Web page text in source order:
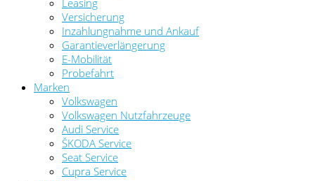
Leasing
Versicherung
Inzahlungnahme und Ankauf
Garantieverlängerung
E-Mobilität
Probefahrt
Marken
Volkswagen
Volkswagen Nutzfahrzeuge
Audi Service
ŠKODA Service
Seat Service
Cupra Service